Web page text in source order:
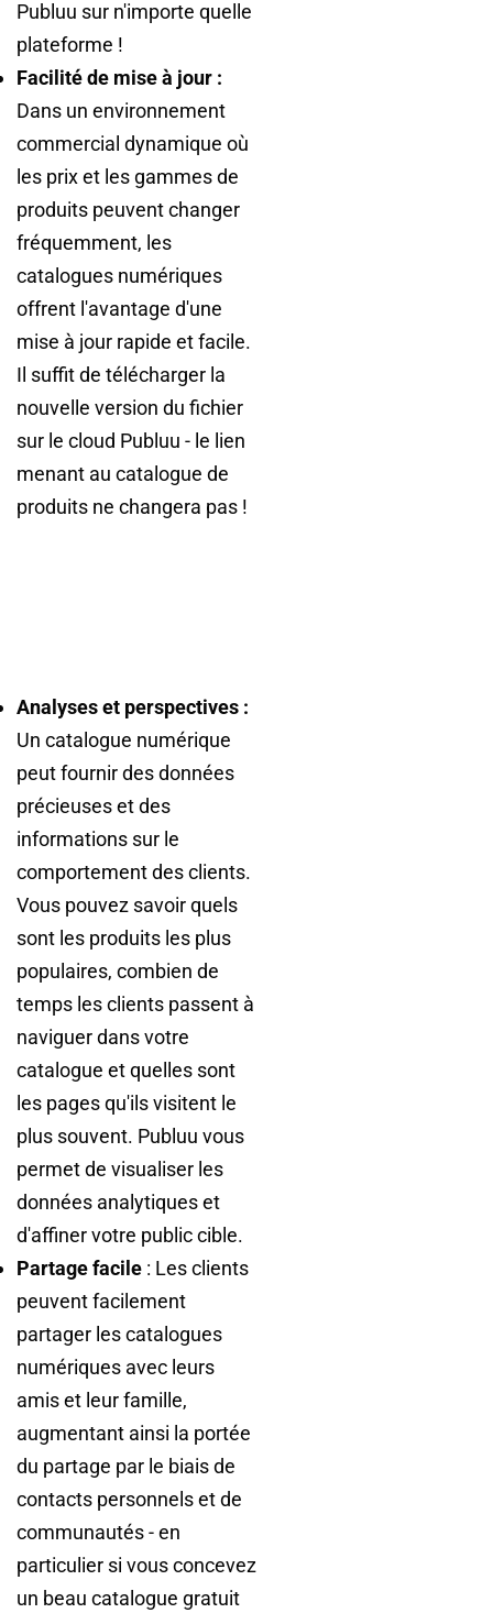
Publuu sur n'importe quelle
plateforme !
Facilité de mise à jour :
Dans un environnement
commercial dynamique où
les prix et les gammes de
produits peuvent changer
fréquemment, les
catalogues numériques
offrent l'avantage d'une
mise à jour rapide et facile.
Il suffit de télécharger la
nouvelle version du fichier
sur le cloud Publuu - le lien
menant au catalogue de
produits ne changera pas !
Analyses et perspectives :
Un catalogue numérique
peut fournir des données
précieuses et des
informations sur le
comportement des clients.
Vous pouvez savoir quels
sont les produits les plus
populaires, combien de
temps les clients passent à
naviguer dans votre
catalogue et quelles sont
les pages qu'ils visitent le
plus souvent. Publuu vous
permet de visualiser les
données analytiques et
d'affiner votre public cible.
Partage facile : Les clients
peuvent facilement
partager les catalogues
numériques avec leurs
amis et leur famille,
augmentant ainsi la portée
du partage par le biais de
contacts personnels et de
communautés - en
particulier si vous concevez
un beau catalogue gratuit